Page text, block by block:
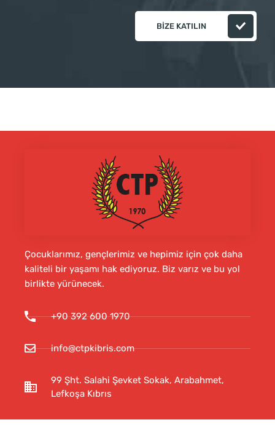
BIZE KATILIN
Çocuklarımız, gençlerimiz ve hepimiz için çok daha
kaliteli bir yaşamı hak ediyoruz. Biz varız ve bu yol
birlikte yürünecek.
+90 392 600 1970
info@ctpkibris.com
99 Şht. Salahi Şevket Sokak, Arabahmet,
Lefkoşa Kıbrıs